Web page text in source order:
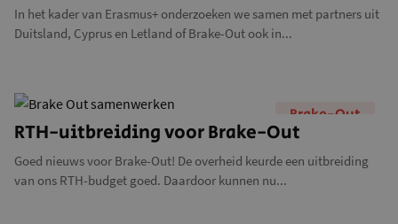
In het kader van Erasmus+ onderzoeken we samen met partners uit
Duitsland, Cyprus en Letland of Brake-Out ook in...
Brake-Out
RTH-uitbreiding voor Brake-Out
Goed nieuws voor Brake-Out! De overheid keurde een uitbreiding
van ons RTH-budget goed. Daardoor kunnen nu...